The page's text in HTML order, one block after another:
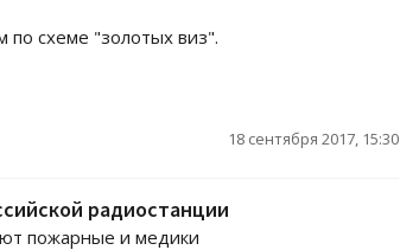
по схеме "золотых виз".
18 сентября 2017, 15:30
радиостанции
пожарные и медики